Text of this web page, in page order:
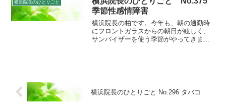
と題してADHDの...
横浜院長のひとりごと
季節性感情障害
横浜院長の柏です。今年も、朝の通勤時
にフロントガラスからの朝日が眩しく、
サンバイザーを使う季節がやってきまし
横浜院長のひとりごと No.296 タバコ